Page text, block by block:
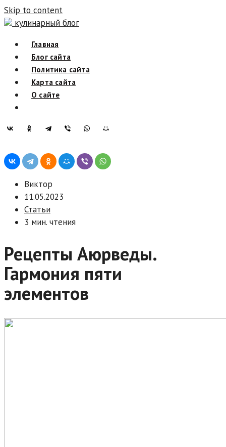
Skip to content
кулинарный блог
Главная
Блог сайта
Политика сайта
Карта сайта
О сайте
Виктор
11.05.2023
Статьи
3 мин. чтения
Рецепты Аюрведы.
Гармония пяти
элементов